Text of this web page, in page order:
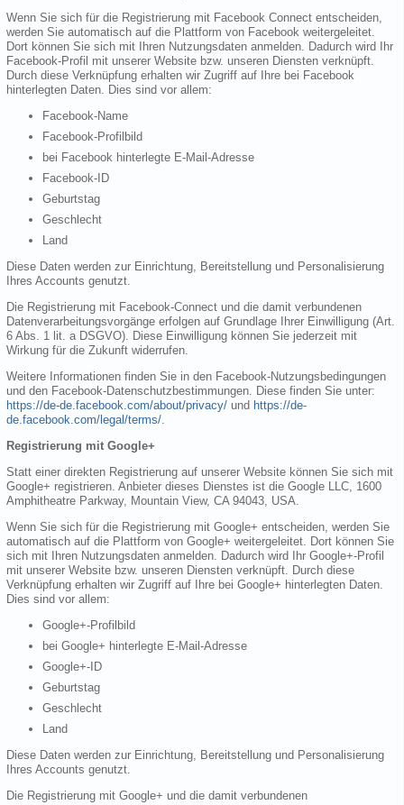
Wenn Sie sich für die Registrierung mit Facebook Connect entscheiden,
werden Sie automatisch auf die Plattform von Facebook weitergeleitet.
Dort können Sie sich mit Ihren Nutzungsdaten anmelden. Dadurch wird Ihr
Facebook-Profil mit unserer Website bzw. unseren Diensten verknüpft.
Durch diese Verknüpfung erhalten wir Zugriff auf Ihre bei Facebook
hinterlegten Daten. Dies sind vor allem:
Facebook-Name
Facebook-Profilbild
bei Facebook hinterlegte E-Mail-Adresse
Facebook-ID
Geburtstag
Geschlecht
Land
Diese Daten werden zur Einrichtung, Bereitstellung und Personalisierung
Ihres Accounts genutzt.
Die Registrierung mit Facebook-Connect und die damit verbundenen
Datenverarbeitungsvorgänge erfolgen auf Grundlage Ihrer Einwilligung (Art.
6 Abs. 1 lit. a DSGVO). Diese Einwilligung können Sie jederzeit mit
Wirkung für die Zukunft widerrufen.
Weitere Informationen finden Sie in den Facebook-Nutzungsbedingungen
und den Facebook-Datenschutzbestimmungen. Diese finden Sie unter:
https://de-de.facebook.com/about/privacy/ und https://de-
de.facebook.com/legal/terms/.
Registrierung mit Google+
Statt einer direkten Registrierung auf unserer Website können Sie sich mit
Google+ registrieren. Anbieter dieses Dienstes ist die Google LLC, 1600
Amphitheatre Parkway, Mountain View, CA 94043, USA.
Wenn Sie sich für die Registrierung mit Google+ entscheiden, werden Sie
automatisch auf die Plattform von Google+ weitergeleitet. Dort können Sie
sich mit Ihren Nutzungsdaten anmelden. Dadurch wird Ihr Google+-Profil
mit unserer Website bzw. unseren Diensten verknüpft. Durch diese
Verknüpfung erhalten wir Zugriff auf Ihre bei Google+ hinterlegten Daten.
Dies sind vor allem:
Google+-Profilbild
bei Google+ hinterlegte E-Mail-Adresse
Google+-ID
Geburtstag
Geschlecht
Land
Diese Daten werden zur Einrichtung, Bereitstellung und Personalisierung
Ihres Accounts genutzt.
Die Registrierung mit Google+ und die damit verbundenen